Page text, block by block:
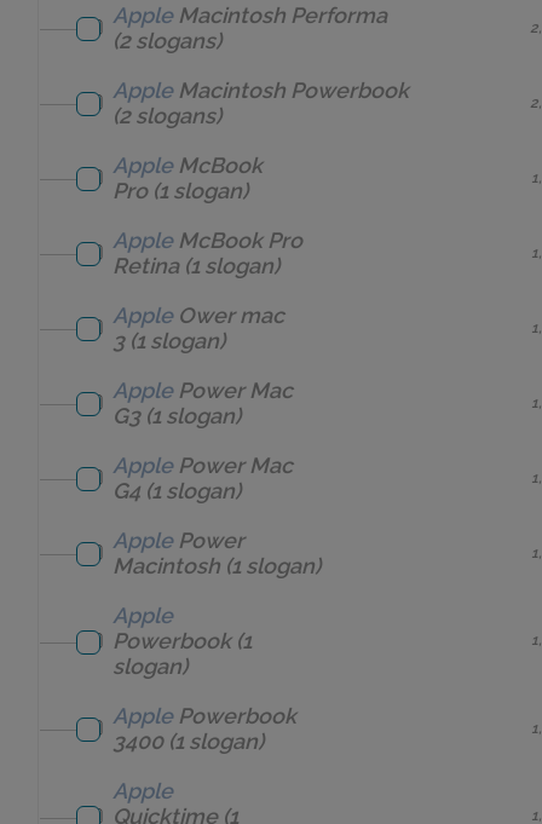
Apple Macintosh Performa
(2 slogans)
Apple Macintosh Powerbook
(2 slogans)
Apple McBook
Pro(1 slogan)
Apple McBook Pro
Retina(1 slogan)
Apple Ower mac
3(1 slogan)
Apple Power Mac
G3(1 slogan)
Apple Power Mac
G4 (1 slogan)
Apple Power
Macintosh (1 slogan)
Apple
Powerbook(1
slogan)
Apple Powerbook
3400(1 slogan)
Apple
Quicktime(1